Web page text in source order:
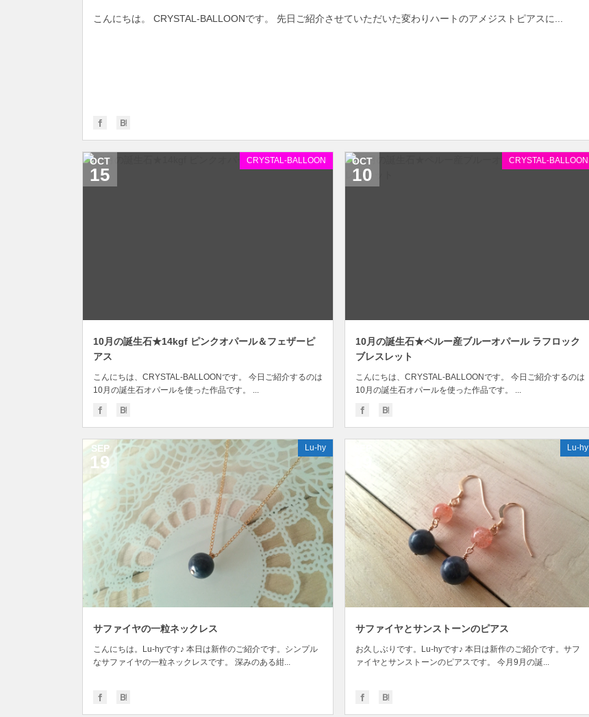
こんにちは。 CRYSTAL-BALLOONです。 先日ご紹介させていただいた変わりハートのアメジストピアスに...
CRYSTAL-BALLOON
10月の誕生石★14kgf ピンクオパール＆フェザーピ
アス
こんにちは、CRYSTAL-BALLOONです。 今日ご紹介するのは
10月の誕生石オパールを使った作品です。 ...
OCT
15
CRYSTAL-BALLOON
10月の誕生石★ペルー産ブルーオパール ラフロック
ブレスレット
こんにちは、CRYSTAL-BALLOONです。 今日ご紹介するのは
10月の誕生石オパールを使った作品です。 ...
OCT
10
Lu-hy
サファイヤの一粒ネックレス
こんにちは。Lu-hyです♪ 本日は新作のご紹介です。シンプル
なサファイヤの一粒ネックレスです。 深みのある紺...
SEP
19
Lu-hy
サファイヤとサンストーンのピアス
お久しぶりです。Lu-hyです♪ 本日は新作のご紹介です。サフ
ァイヤとサンストーンのピアスです。 今月9月の誕...